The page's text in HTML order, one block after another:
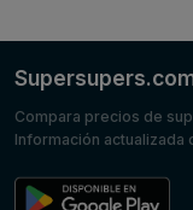
Compara precios de
Información actualizada